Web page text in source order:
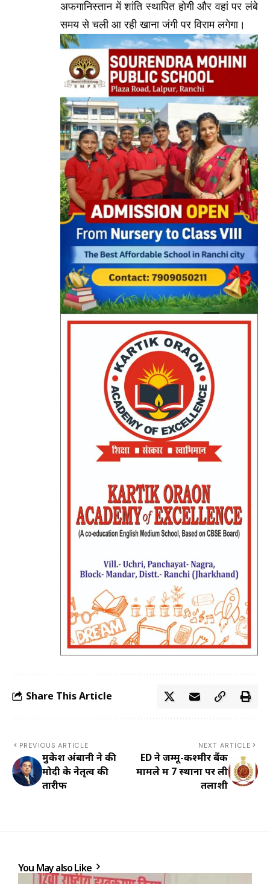
अफगानिस्तान में शांति स्थापित होगी और वहां पर लंबे
समय से चली आ रही खाना जंगी पर विराम लगेगा।
Share This Article
PREVIOUS ARTICLE
मुकेश अंबानी ने की
मोदी के नेतृत्व की
तारीफ
NEXT ARTICLE
ED ने जम्मू-कश्मीर बैंक
मामले में 7 स्थानों पर ली
तलाशी
You May also Like